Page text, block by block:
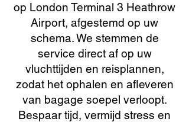
op London Terminal 3 Heathrow
Airport, afgestemd op uw
schema. We stemmen de
service direct af op uw
vluchttijden en reisplannen,
zodat het ophalen en afleveren
van bagage soepel verloopt.
Bespaar tijd, vermijd stress en